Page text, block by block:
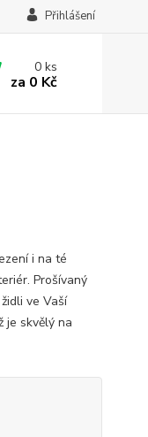
Přihlášení
0ks
za 0 Kč
i na té
Prošívaný
ve Vaší
je skvělý na